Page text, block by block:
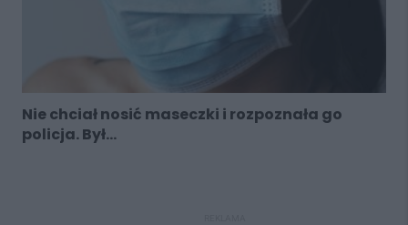
Nie chciał nosić maseczki i rozpoznała go
policja. Był...